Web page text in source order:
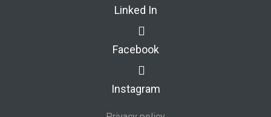
Linked In
Facebook
Instagram